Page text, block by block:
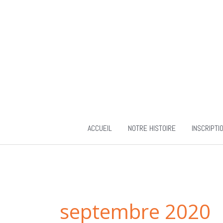
ACCUEIL NOTRE HISTOIRE
septembre 2020